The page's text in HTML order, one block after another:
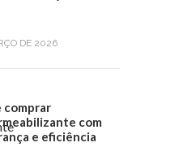
DE 2026
comprar
com
e eficiência